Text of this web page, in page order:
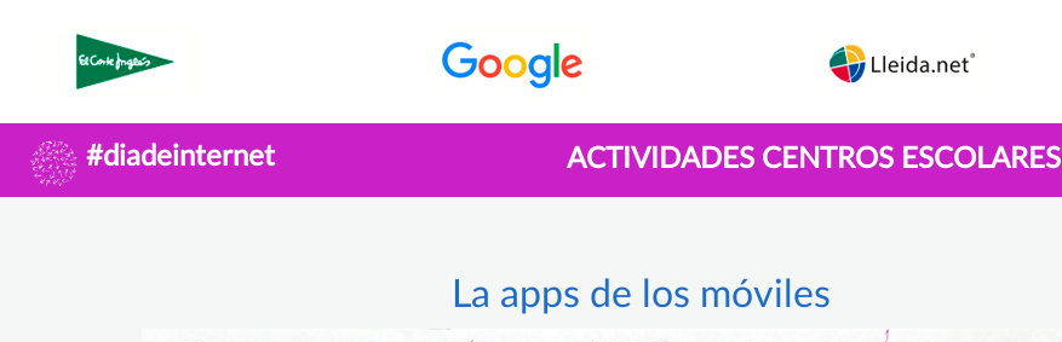
#diadeinternet ACTIVIDADES CENTROS ESCOLARES
La apps de los móviles